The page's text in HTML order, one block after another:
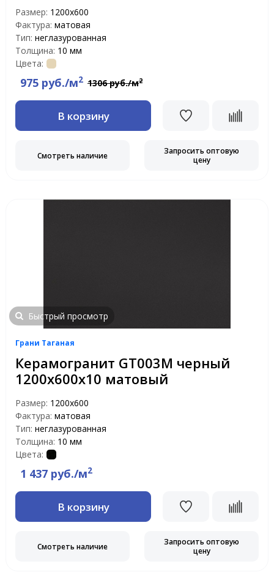
Размер: 1200х600
Фактура: матовая
Тип: неглазурованная
Толщина: 10 мм
Цвета:
975 руб./м2 1306 руб./м2
В корзину
Смотреть наличие
Запросить оптовую
цену
Быстрый просмотр
Грани Таганая
Керамогранит GT003M черный
1200х600х10 матовый
Размер: 1200х600
Фактура: матовая
Тип: неглазурованная
Толщина: 10 мм
Цвета:
1 437 руб./м2
В корзину
Смотреть наличие
Запросить оптовую
цену